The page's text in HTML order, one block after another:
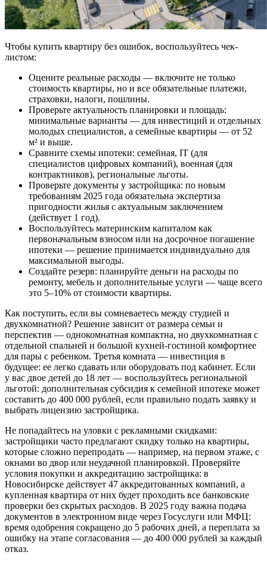
Чтобы купить квартиру без ошибок, воспользуйтесь чек-
листом:
Оцените реальные расходы — включите не только
стоимость квартиры, но и все обязательные платежи,
страховки, налоги, пошлины.
Проверьте актуальность планировки и площадь:
минимальные варианты — для инвестиций и отдельных
молодых специалистов, а семейные квартиры — от 52
м² и выше.
Сравните схемы ипотеки: семейная, IT (для
специалистов цифровых компаний), военная (для
контрактников), региональные льготы.
Проверьте документы у застройщика: по новым
требованиям 2025 года обязательна экспертиза
пригодности жилья с актуальным заключением
(действует 1 год).
Воспользуйтесь материнским капиталом как
первоначальным взносом или на досрочное погашение
ипотеки — решение принимается индивидуально для
максимальной выгоды.
Создайте резерв: планируйте деньги на расходы по
ремонту, мебель и дополнительные услуги — чаще всего
это 5–10% от стоимости квартиры.
Как поступить, если вы сомневаетесь между студией и
двухкомнатной? Решение зависит от размера семьи и
перспектив — однокомнатная компактна, но двухкомнатная с
отдельной спальней и большой кухней-гостиной комфортнее
для пары с ребенком. Третья комната — инвестиция в
будущее: ее легко сдавать или оборудовать под кабинет. Если
у вас двое детей до 18 лет — воспользуйтесь региональной
льготой: дополнительная субсидия к семейной ипотеке может
составить до 400 000 рублей, если правильно подать заявку и
выбрать лицензию застройщика.
Не попадайтесь на уловки с рекламными скидками:
застройщики часто предлагают скидку только на квартиры,
которые сложно перепродать — например, на первом этаже, с
окнами во двор или неудачной планировкой. Проверяйте
условия покупки и аккредитацию застройщика: в
Новосибирске действует 47 аккредитованных компаний, а
купленная квартира от них будет проходить все банковские
проверки без скрытых расходов. В 2025 году важна подача
документов в электронном виде через Госуслуги или МФЦ:
время одобрения сокращено до 5 рабочих дней, а переплата за
ошибку на этапе согласования — до 400 000 рублей за каждый
отказ.